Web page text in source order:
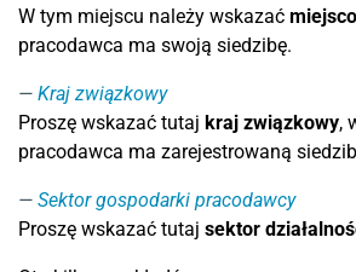
W tym miejscu należy wskazać
pracodawca ma swoją siedzibę.
Kraj związkowy
Proszę wskazać tutaj kraj związkowy,
pracodawca ma zarejestrowaną
Sektor gospodarki pracodawcy
Proszę wskazać tutaj sektor